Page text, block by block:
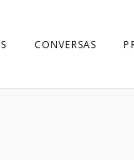
CONVERSAS